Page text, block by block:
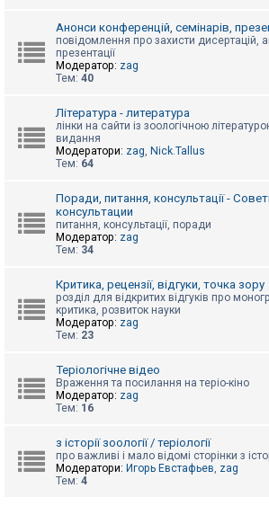
П
м
о
г
Анонси конференцій, семінарів,
повідомлення про захисти дисертацій,
презентації
Модератор: zag
Тем: 40
Література - литература
лінки на сайти із зоологічною
видання
Модератори: zag, Nick.Tallus
Тем: 64
Поради, питання, консультації -
консультации
питання, консультації, поради
Модератор: zag
Тем: 34
Критика, рецензії, відгуки, точка зору
розділ для відкритих відгуків про
критика, розвиток науки
Модератор: zag
Тем: 23
Теріологічне відео
Враження та посилання на теріо-кіно
Модератор: zag
Тем: 16
з історії зоології / теріології
про важливі і мало відомі сторінки з
Модератори: Игорь Евстафьев, zag
Тем: 4